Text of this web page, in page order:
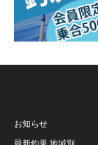
お知らせ